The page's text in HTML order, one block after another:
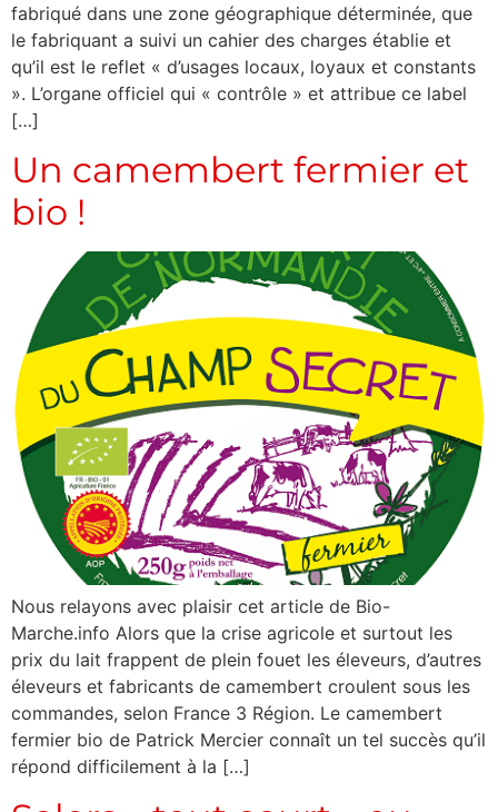
fabriqué dans une zone géographique déterminée, que
le fabriquant a suivi un cahier des charges établie et
qu’il est le reflet « d’usages locaux, loyaux et constants
». L’organe officiel qui « contrôle » et attribue ce label
[…]
Un camembert fermier et
bio !
Nous relayons avec plaisir cet article de Bio-
Marche.info Alors que la crise agricole et surtout les
prix du lait frappent de plein fouet les éleveurs, d’autres
éleveurs et fabricants de camembert croulent sous les
commandes, selon France 3 Région. Le camembert
fermier bio de Patrick Mercier connaît un tel succès qu’il
répond difficilement à la […]